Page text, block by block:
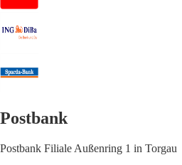
Postbank
Postbank Filiale Außenring 1 in Torgau